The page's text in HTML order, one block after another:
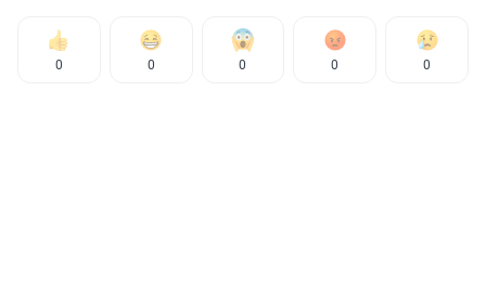
0 0 0 0 0